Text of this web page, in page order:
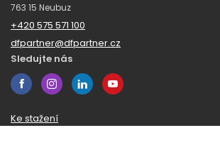
763 15 Neubuz
+420 575 571 100
dfpartner@dfpartner.cz
Sledujte nás
Ke stažení